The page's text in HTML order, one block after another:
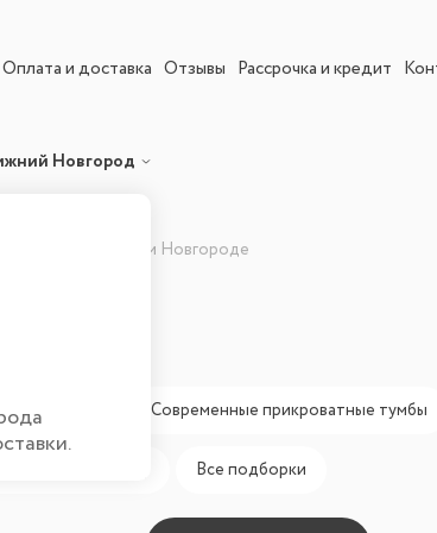
Оплата и доставка Отзывы Рассрочка и кредит
Новгород
в Нижнем Новгороде
классика Современные прикроватные тумбы
Все подборки